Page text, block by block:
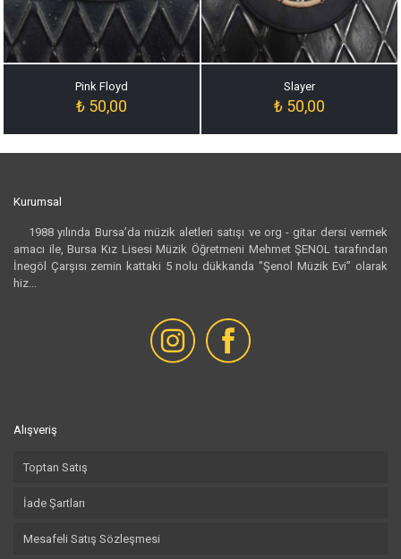
Pink Floyd
₺ 50,00
Slayer
₺ 50,00
Kurumsal
1988 yılında Bursa’da müzik aletleri satışı ve org - gitar dersi vermek
amacı ile, Bursa Kız Lisesi Müzik Öğretmeni Mehmet ŞENOL tarafından
İnegöl Çarşısı zemin kattaki 5 nolu dükkanda "Şenol Müzik Evi” olarak
hiz...
Alışveriş
Toptan Satış
İade Şartları
Mesafeli Satış Sözleşmesi